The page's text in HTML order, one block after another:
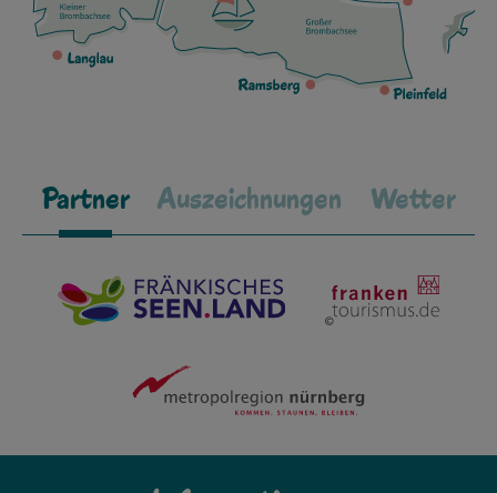
Partner Auszeichnungen Wetter